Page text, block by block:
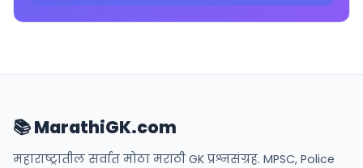
📚 MarathiGK.com
महाराष्ट्रातील सर्वात मोठा मराठी GK प्रश्नसंग्रह. MPSC, Police